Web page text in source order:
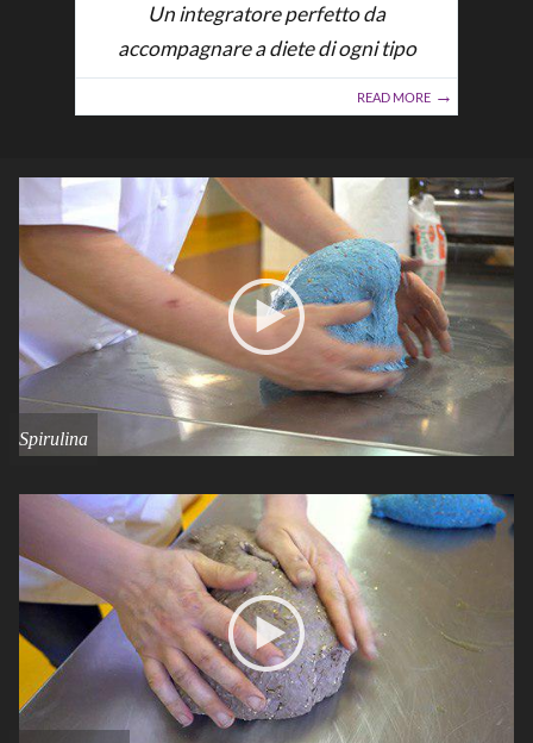
Un integratore perfetto da
accompagnare a diete di ogni tipo
READ MORE
Spirulina